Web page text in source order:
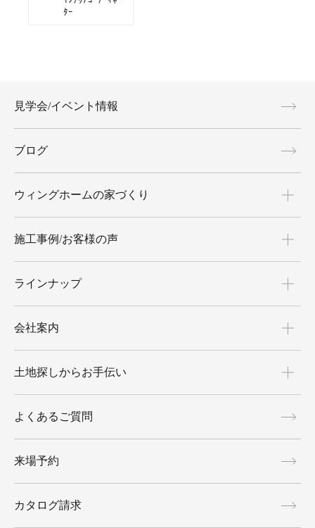
ﾀｰ
見学会/イベント情報
ブログ
ウィングホームの家づくり
施工事例/お客様の声
ラインナップ
会社案内
土地探しからお手伝い
よくあるご質問
来場予約
カタログ請求